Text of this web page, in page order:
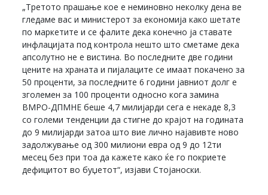
„Третото прашање кое е неминовно неколку дена ве
гледаме вас и министерот за економија како шетате
по маркетите и се фалите дека конечно ја ставате
инфлацијата под контрола нешто што сметаме дека
апсолутно не е вистина. Во последните две години
цените на храната и пијалаците се имаат покачено за
50 проценти, за последните 6 години јавниот долг е
зголемен за 100 проценти односно кога замина
ВМРО-ДПМНЕ беше 4,7 милијарди сега е некаде 8,3
со големи тенденции да стигне до крајот на годината
до 9 милијарди затоа што вие лично најавивте ново
задолжување од 300 милиони евра од 9 до 12ти
месец без при тоа да кажете како ќе го покриете
дефицитот во буџетот“, изјави Стојаноски.